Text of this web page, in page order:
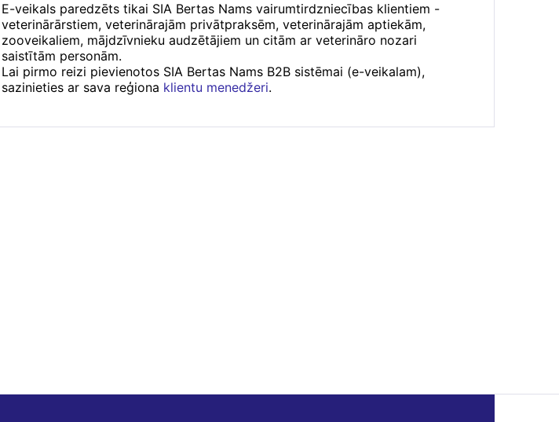
E-veikals paredzēts tikai SIA Bertas Nams vairumtirdzniecības klientiem -
veterinārārstiem, veterinārajām privātpraksēm, veterinārajām aptiekām,
zooveikaliem, mājdzīvnieku audzētājiem un citām ar veterināro nozari
saistītām personām.
Lai pirmo reizi pievienotos SIA Bertas Nams B2B sistēmai (e-veikalam),
sazinieties ar sava reģiona klientu menedžeri.